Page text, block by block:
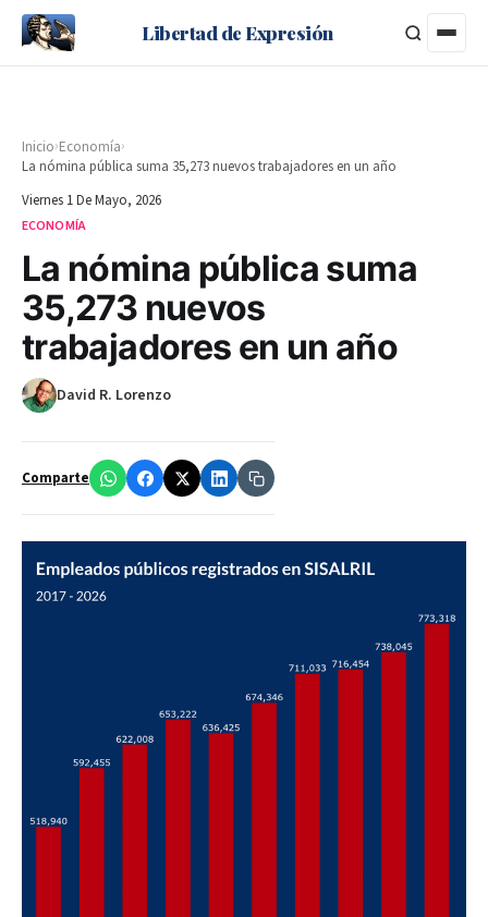
Libertad de Expresión
Inicio›Economía›
La nómina pública suma 35,273 nuevos trabajadores en un año
Viernes 1 De Mayo, 2026
ECONOMÍA
La nómina pública suma
35,273 nuevos
trabajadores en un año
David R. Lorenzo
Comparte